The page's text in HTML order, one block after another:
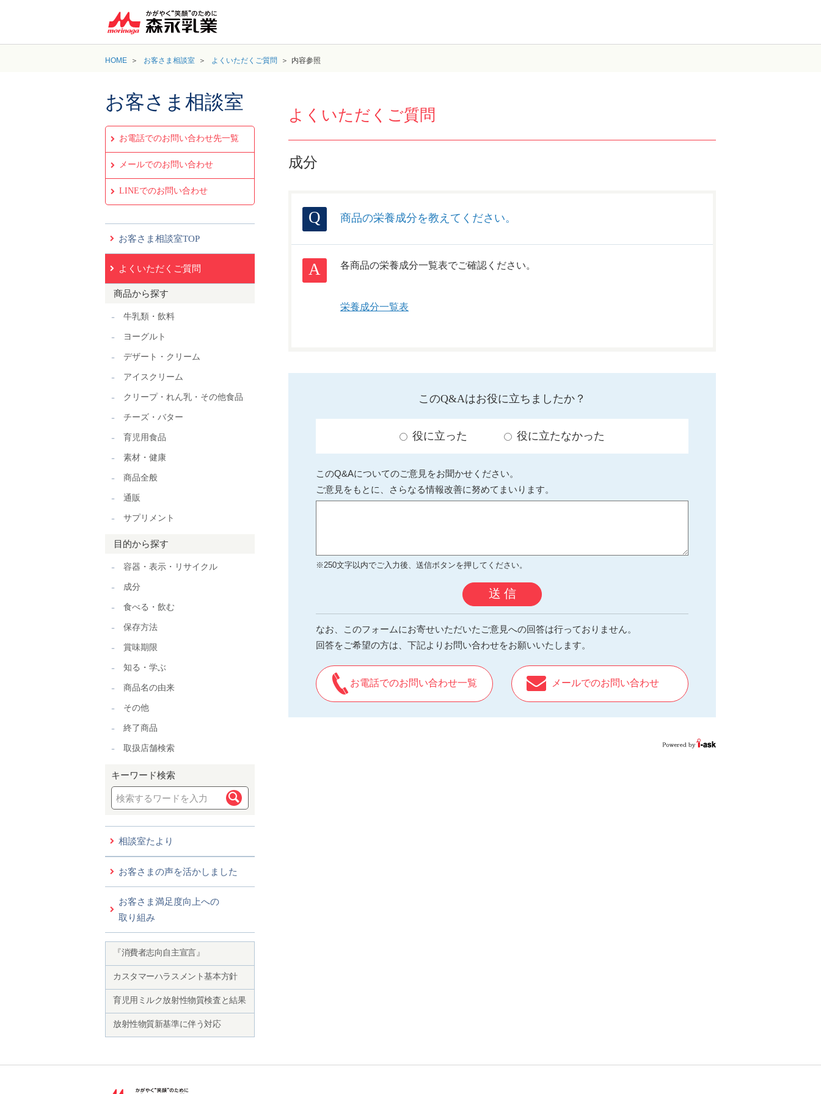
HOME お客さま相談室 よくいただくご質問 内容参照
お客さま相談室
お電話でのお問い合わせ先一覧
メールでのお問い合わせ
LINEでのお問い合わせ
お客さま相談室TOP
よくいただくご質問
商品から探す
牛乳類・飲料
ヨーグルト
デザート・クリーム
アイスクリーム
クリープ・れん乳・その他食品
チーズ・バター
育児用食品
素材・健康
商品全般
通販
サプリメント
目的から探す
容器・表示・リサイクル
成分
食べる・飲む
保存方法
賞味期限
知る・学ぶ
商品名の由来
その他
終了商品
取扱店舗検索
キーワード検索
相談室たより
お客さまの声を活かしました
お客さま満足度向上への
取り組み
『消費者志向自主宣言』
カスタマーハラスメント基本方針
育児用ミルク放射性物質検査と結果
放射性物質新基準に伴う対応
よくいただくご質問
成分
商品の栄養成分を教えてください。
各商品の栄養成分一覧表でご確認ください。
栄養成分一覧表
このQ&Aはお役に立ちましたか？
役に立った 役に立たなかった
このQ&Aについてのご意見をお聞かせください。
ご意見をもとに、さらなる情報改善に努めてまいります。
※250文字以内でご入力後、送信ボタンを押してください。
送 信
なお、このフォームにお寄せいただいたご意見への回答は行っておりません。
回答をご希望の方は、下記よりお問い合わせをお願いいたします。
お電話でのお問い合わせ一覧 メールでのお問い合わせ